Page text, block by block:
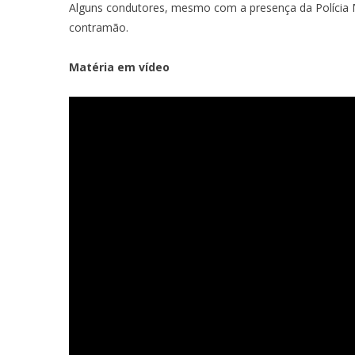
Alguns condutores, mesmo com a presença da
contramão.
Matéria em vídeo